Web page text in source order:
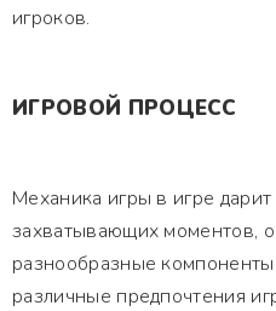
игроков.
ИГРОВОЙ ПРОЦЕСС
Механика игры в игре
захватывающих моментов,
разнообразные
различные предпочтения